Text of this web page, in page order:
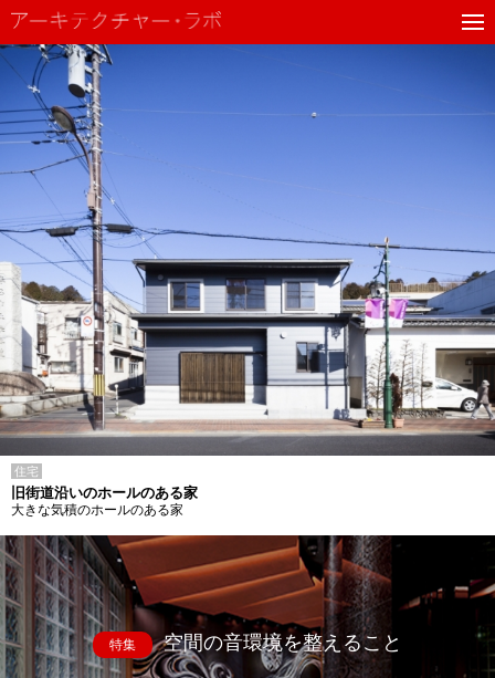
住宅
旧街道沿いのホールのある家
大きな気積のホールのある家
特集 空間の音環境を整えること